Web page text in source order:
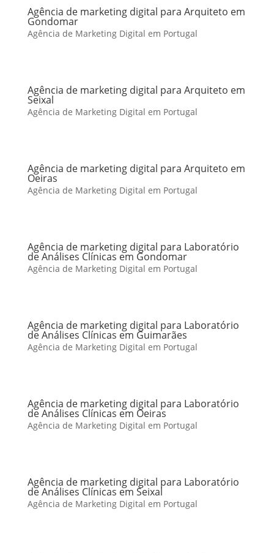
Agência de marketing digital para Arquiteto em
Gondomar
Agência de Marketing Digital em Portugal
Agência de marketing digital para Arquiteto em
Seixal
Agência de Marketing Digital em Portugal
Agência de marketing digital para Arquiteto em
Oeiras
Agência de Marketing Digital em Portugal
Agência de marketing digital para Laboratório
de Análises Clínicas em Gondomar
Agência de Marketing Digital em Portugal
Agência de marketing digital para Laboratório
de Análises Clínicas em Guimarães
Agência de Marketing Digital em Portugal
Agência de marketing digital para Laboratório
de Análises Clínicas em Oeiras
Agência de Marketing Digital em Portugal
Agência de marketing digital para Laboratório
de Análises Clínicas em Seixal
Agência de Marketing Digital em Portugal